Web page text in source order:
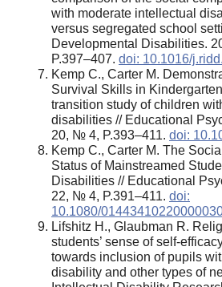
with moderate intellectual
versus segregated school
Developmental Disabilities.
P.397–407. doi: 10.1016/
Kemp C., Carter M.
Survival Skills in
transition study of children
disabilities // Educational
20, № 4, P.393–411. doi:
Kemp C., Carter M. The
Status of Mainstreamed
Disabilities // Educational
22, № 4, P.391–411. doi:
10.1080/
Lifshitz H., Glaubman R.
students’ sense of self-
towards inclusion of pupils
disability and other types of